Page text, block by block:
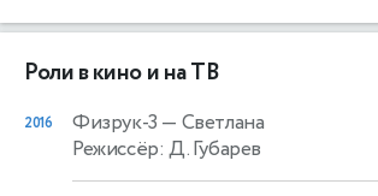
Роли в кино и на ТВ
2016 Физрук-3 — Светлана
Режиссёр: Д. Губарев